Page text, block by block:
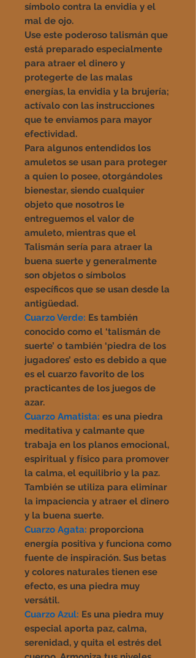
símbolo contra la envidia y el
mal de ojo.
Use este poderoso talismán que
está preparado especialmente
para atraer el dinero y
protegerte de las malas
energías, la envidia y la brujería;
actívalo con las instrucciones
que te enviamos para mayor
efectividad.
Para algunos entendidos los
amuletos se usan para proteger
a quien lo posee, otorgándoles
bienestar, siendo cualquier
objeto que nosotros le
entreguemos el valor de
amuleto, mientras que el
Talismán sería para atraer la
buena suerte y generalmente
son objetos o símbolos
específicos que se usan desde la
antigüedad.
Cuarzo Verde: Es también
conocido como el ‘talismán de
suerte’ o también ‘piedra de los
jugadores’ esto es debido a que
es el cuarzo favorito de los
practicantes de los juegos de
azar.
Cuarzo Amatista: es una piedra
meditativa y calmante que
trabaja en los planos emocional,
espiritual y físico para promover
la calma, el equilibrio y la paz.
También se utiliza para eliminar
la impaciencia y atraer el dinero
y la buena suerte.
Cuarzo Agata: proporciona
energía positiva y funciona como
fuente de inspiración. Sus betas
y colores naturales tienen ese
efecto, es una piedra muy
versátil.
Cuarzo Azul: Es una piedra muy
especial aporta paz, calma,
serenidad, y quita el estrés del